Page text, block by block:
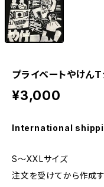
プライベートやけん
¥3,000
International
S～XXLサイズ
注文を受けてから作成